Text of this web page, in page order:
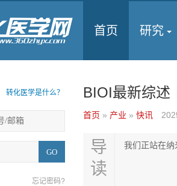
首页 研究
转化医学是什么？
忘记密码?
BIOI最新综述
首页 » 产业 » 快讯
导
读
我们正站在纳